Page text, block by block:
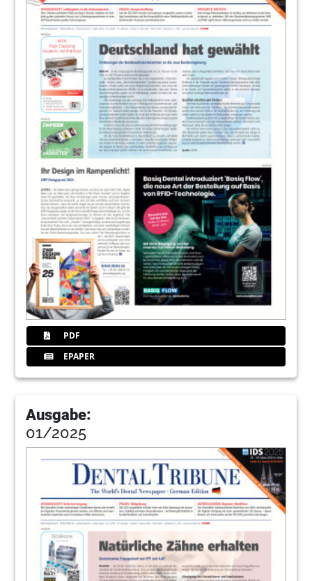
PDF
EPAPER
Ausgabe:
01/2025